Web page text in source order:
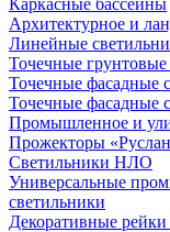
Архитектурное и
Линейные
Точечные
Точечные фасадные
Точечные фасадные
Промышленное и
Прожекторы
Светильники НЛО
Универсальные
светильники
Декоративные